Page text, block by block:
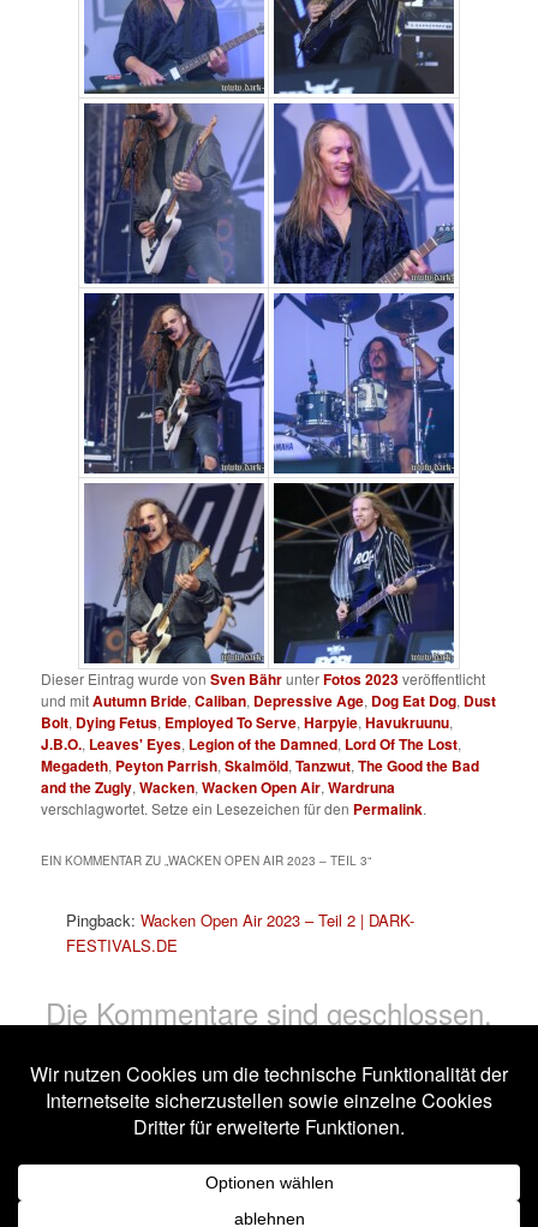
Dieser Eintrag wurde vonSven BährunterFotos 2023veröffentlicht
und mitAutumn Bride,Caliban, Depressive Age, Dog Eat Dog, Dust
Bolt, Dying Fetus, Employed To Serve,Harpyie,Havukruunu,
J.B.O., Leaves' Eyes, Legion of the Damned, Lord Of The Lost,
Megadeth, Peyton Parrish,Skalmöld,Tanzwut,The Good the Bad
and the Zugly,Wacken,Wacken Open Air,Wardruna
verschlagwortet. Setze ein Lesezeichen für den Permalink.
EIN KOMMENTAR ZU „WACKEN OPEN AIR 2023 – TEIL 3“
Pingback:Wacken Open Air 2023 – Teil 2 | DARK-
FESTIVALS.DE
Die Kommentare sind geschlossen.
Impressum